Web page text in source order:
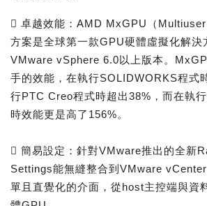
 卓越效能：AMD MxGPU（
方案是全球第一款GPU硬體虛擬化解決
VMware vSphere 6.0以上版本。
手的效能，在執行SOLIDWORKS程式
行PTC Creo程式時超出38%，而在執
時效能更是高了156%。
 簡易設定：針對VMware推出的全新
Settings能無縫整合到VMware
單且直覺化的介面，從host主控端與資